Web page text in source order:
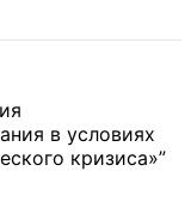
в условиях
кризиса»”